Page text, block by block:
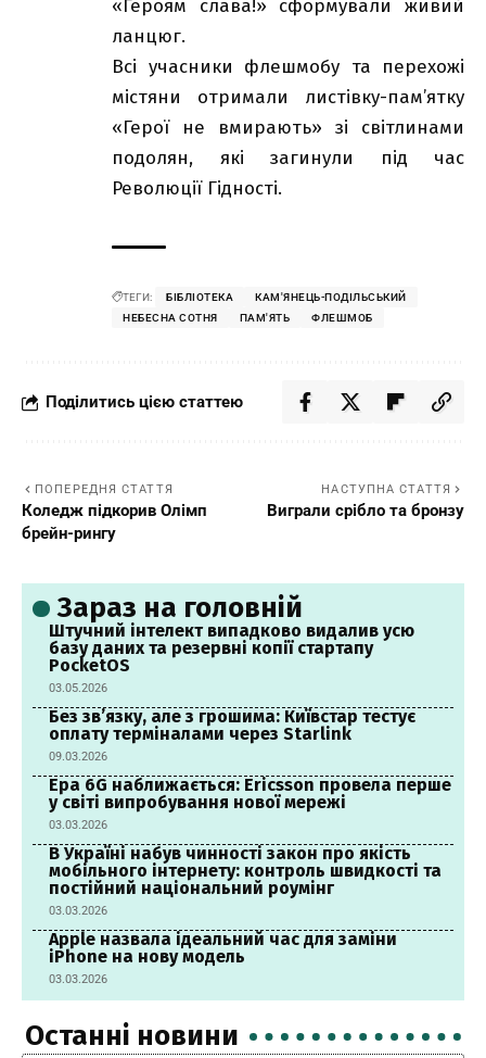
«Героям слава!» сформували живий
ланцюг.
Всі учасники флешмобу та перехожі
містяни отримали листівку-пам’ятку
«Герої не вмирають» зі світлинами
подолян, які загинули під час
Революції Гідності.
ТЕГИ: БІБЛІОТЕКА
КАМ'ЯНЕЦЬ-ПОДІЛЬСЬКИЙ
НЕБЕСНА СОТНЯ
ПАМ'ЯТЬ ФЛЕШМОБ
Поділитись цією статтею
ПОПЕРЕДНЯ СТАТТЯ
Коледж підкорив Олімп
брейн-рингу
НАСТУПНА СТАТТЯ
Виграли срібло та бронзу
Зараз на головній
Штучний інтелект випадково видалив усю
базу даних та резервні копії стартапу
PocketOS
03.05.2026
Без зв’язку, але з грошима: Київстар тестує
оплату терміналами через Starlink
09.03.2026
Ера 6G наближається: Ericsson провела перше
у світі випробування нової мережі
03.03.2026
В Україні набув чинності закон про якість
мобільного інтернету: контроль швидкості та
постійний національний роумінг
03.03.2026
Apple назвала ідеальний час для заміни
iPhone на нову модель
03.03.2026
Останні новини